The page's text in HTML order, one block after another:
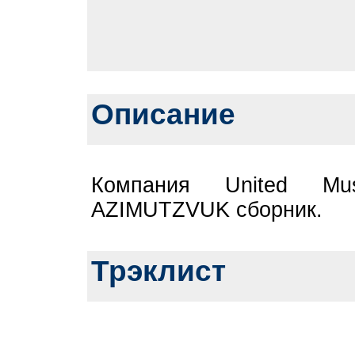
Описание
Компания United
AZIMUTZVUK сборник.
Трэклист